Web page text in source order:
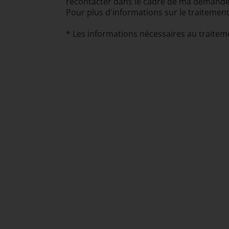
Pour plus d'informations sur le
* Les informations nécessaires au